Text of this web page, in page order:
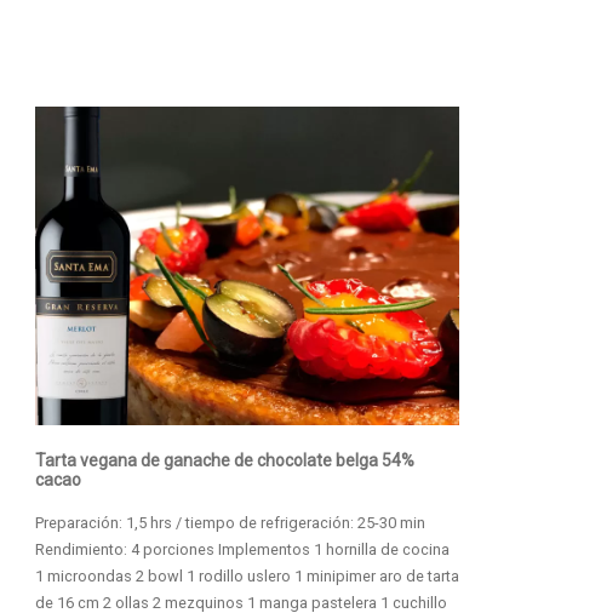
Tarta vegana de ganache de chocolate belga 54%
cacao
Preparación: 1,5 hrs / tiempo de refrigeración: 25-30 min
Rendimiento: 4 porciones Implementos 1 hornilla de cocina
1 microondas 2 bowl 1 rodillo uslero 1 minipimer aro de tarta
de 16 cm 2 ollas 2 mezquinos 1 manga pastelera 1 cuchillo